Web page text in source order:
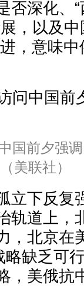
否深化、
，以及
，意味
国前夕强
美联社）
立下反复
轨道上，
，北京在
略缺乏可
，美俄抗